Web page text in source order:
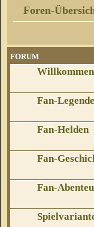
Foren-
FORUM
Willkommen
Fan-
Fan-Helden
Fan-
Fan-